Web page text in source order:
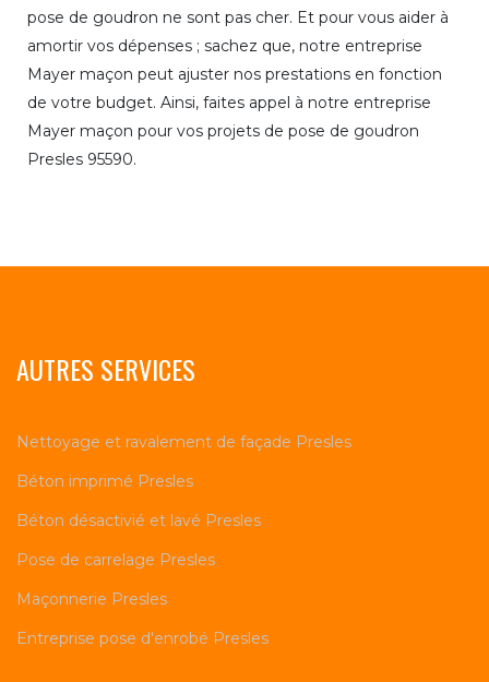
pose de goudron ne sont pas cher. Et pour vous aider à
amortir vos dépenses ; sachez que, notre entreprise
Mayer maçon peut ajuster nos prestations en fonction
de votre budget. Ainsi, faites appel à notre entreprise
Mayer maçon pour vos projets de pose de goudron
Presles 95590.
AUTRES SERVICES
Nettoyage et ravalement de façade Presles
Béton imprimé Presles
Béton désactivié et lavé Presles
Pose de carrelage Presles
Maçonnerie Presles
Entreprise pose d'enrobé Presles